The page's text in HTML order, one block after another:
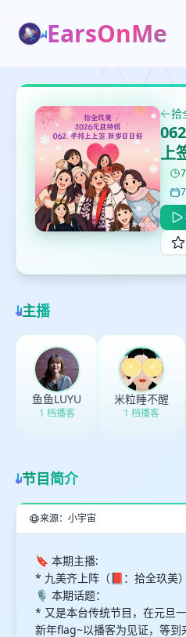
EarsOnMe
拾
上
主播
鱼鱼LUYU
1 档播客
米粒睡不醒
1 档播客
节目简介
来源：小宇宙
🔖 本期主播:
* 九美齐上阵（📕：拾全玖美）
🎙 本期话题：
* 又是本台传统节目，在元旦
新年flag~以播客为见证，等到
打分
鼠标下留人
最长200字
删除确认
加入播单